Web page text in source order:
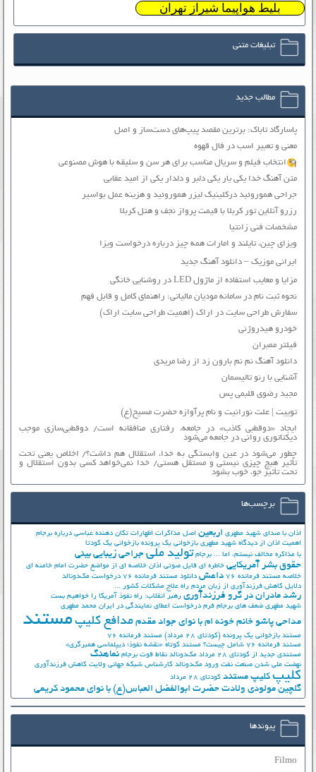
بلیط هواپیما شیراز تهران
تبلیغات متنی
مطالب جدید
پاسارگاد تاباک: برترین مقصد پیپ‌های دست‌ساز و اصل
معنی و تعبیر اسب در فال قهوه
انتخاب فیلم و سریال مناسب برای هر سن و سلیقه با هوش مصنوعی
متن آهنگ خدا یکی یار یکی دلبر و دلدار یکی از امید عقابی
جراحی هموروئید درکلینیک لیزر هموروئید و هزینه عمل بواسیر
رزرو آنلاین تور کربلا با قیمت پرواز نجف و هتل کربلا
مشخصات فنی زانتیا
ویزای چین، تایلند و امارات همه چیز درباره درخواست ویزا
ایرانی موزیک – دانلود آهنگ جدید
مزایا و معایب استفاده از ماژول LED در روشنایی خانگی
نحوه ثبت نام در سامانه مودیان مالیاتی: راهنمای کامل و قابل فهم
سفارش طراحی سایت در اراک (اهمیت طراحی سایت اراک)
خودرو هیدروژنی
فیلتر ممبران
دانلود آهنگ نم نم بارون زد از رضا مریدی
آشنایی با رنو تالیسمان
مجید رضوی قلبمی پس
توییت | علت نورانیت و نام پرآوازه حضرت مسیح(ع)
ایجاد «دوقطبی کاذب» در جامعه، رفتاری منافقانه است/ دوقطبی‌سازی موجب
دیکتاتوری روانی در جامعه می‌شود
چطور می‌شود در عین وابستگی به خدا، استقلال هم داشت؟/ اخلاص یعنی تحت
تأثیر هیچ چیزی نیستی و مستقل هستی/ خدا نمی‌خواهد کسی بدون استقلال و
تحت تأثیر جوّ، خوب بشود
برچسب‌ها
اذان با صدای شهید مطهری اربعین اصل مذاکرات اظهارات تکان دهنده عباسی درباره برجام
اهمیت اذان از دیدگاه شهید مطهری بازخوانی یک پرونده بازخوانی یک کودتا
با مذاکره مخالف نیستم، اما ... برجام تولید ملی جراحی زیبایی بینی
حقوق بشر آمریکایی خاطره ای فایل صوتی اذان خلاصه ای از مواضع حضرت امام خامنه ای
خلاصه مستند فرمانده 76
داعش دانلود مستند فرمانده 76
درخواست مک‌دونالد
دلایل کاهش فرزندآوری از زبان مردم راه علاج مشکلات کشور ...
رشد مادران در گرو فرزندآوری رهبر انقلاب: راه نفوذ آمریکا را خواهیم بست
شهید مطهری ضعف های برجام فرم درخواست اعطای نمایندگی در ایران محمد مطهری
مداحی پاشو خانم خونه ام با نوای جواد مقدم مدافع کلیپ مستند
مستند بازخوانی یک پرونده (کودتای 28 مرداد)
مستند فرمانده 76
مستند فرمانده 76 شامل چیست؟
مستند کوتاه «نقشه نفوذ؛ دیپلماسی همبرگری»
مستندی جدید از کودتای 28 مرداد
مک‌دونالد نقاط قوت برجام نماهنگ
نهضت ملي شدن صنعت نفت ورود مک‌دونالد کارشناس شبکه جهانی ولایت کاهش فرزندآوری
کلیپ کلیپ مستند کودتای 28 مرداد
گلچین مولودی ولادت حضرت ابوالفضل العباس(ع) با نوای محمود کریمی
پیوندها
Filmo